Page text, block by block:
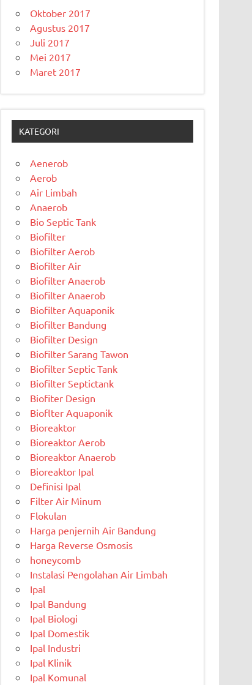
Oktober 2017
Agustus 2017
Juli 2017
Mei 2017
Maret 2017
KATEGORI
Aenerob
Aerob
Air Limbah
Anaerob
Bio Septic Tank
Biofilter
Biofilter Aerob
Biofilter Air
Biofilter Anaerob
Biofilter Anaerob
Biofilter Aquaponik
Biofilter Bandung
Biofilter Design
Biofilter Sarang Tawon
Biofilter Septic Tank
Biofilter Septictank
Biofiter Design
Bioflter Aquaponik
Bioreaktor
Bioreaktor Aerob
Bioreaktor Anaerob
Bioreaktor Ipal
Definisi Ipal
Filter Air Minum
Flokulan
Harga penjernih Air Bandung
Harga Reverse Osmosis
honeycomb
Instalasi Pengolahan Air Limbah
Ipal
Ipal Bandung
Ipal Biologi
Ipal Domestik
Ipal Industri
Ipal Klinik
Ipal Komunal